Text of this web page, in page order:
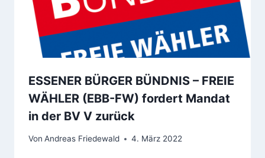
ESSENER BÜRGER BÜNDNIS – FREIE
WÄHLER (EBB-FW) fordert Mandat
in der BV V zurück
Von Andreas Friedewald 4. März 2022